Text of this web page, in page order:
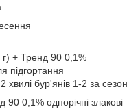
г) + Тренд 90 0,1%
підгортання
хвилі бур'янів 1-2 за сезон
90 0,1% однорічні злакові